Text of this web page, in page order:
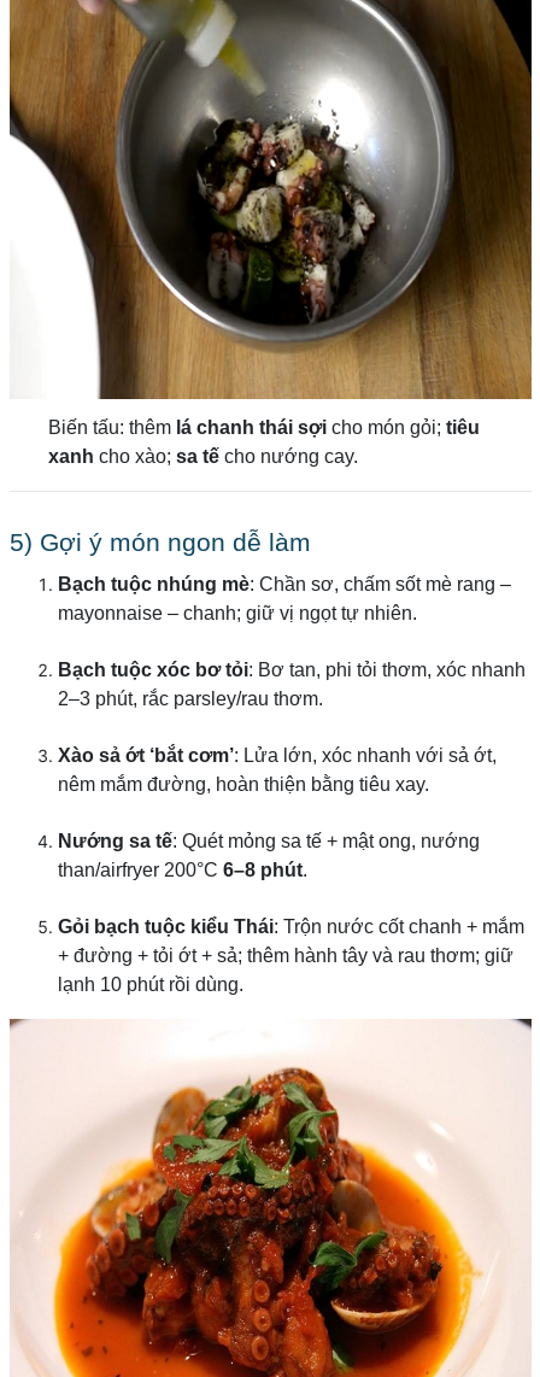
Biến tấu: thêm lá chanh thái sợicho món gỏi; tiêu
xanh cho xào; sa tếcho nướng cay.
5) Gợi ý món ngon dễ làm
Bạch tuộc nhúng mè: Chần sơ, chấm sốt mè rang –
mayonnaise – chanh; giữ vị ngọt tự nhiên.
Bạch tuộc xóc bơ tỏi: Bơ tan, phi tỏi thơm, xóc nhanh
2–3 phút, rắc parsley/rau thơm.
Xào sả ớt ‘bắt cơm’: Lửa lớn, xóc nhanh với sả ớt,
nêm mắm đường, hoàn thiện bằng tiêu xay.
Nướng sa tế: Quét mỏng sa tế + mật ong, nướng
than/airfryer 200°C 6–8 phút.
Gỏi bạch tuộc kiểu Thái: Trộn nước cốt chanh + mắm
+ đường + tỏi ớt + sả; thêm hành tây và rau thơm; giữ
lạnh 10 phút rồi dùng.